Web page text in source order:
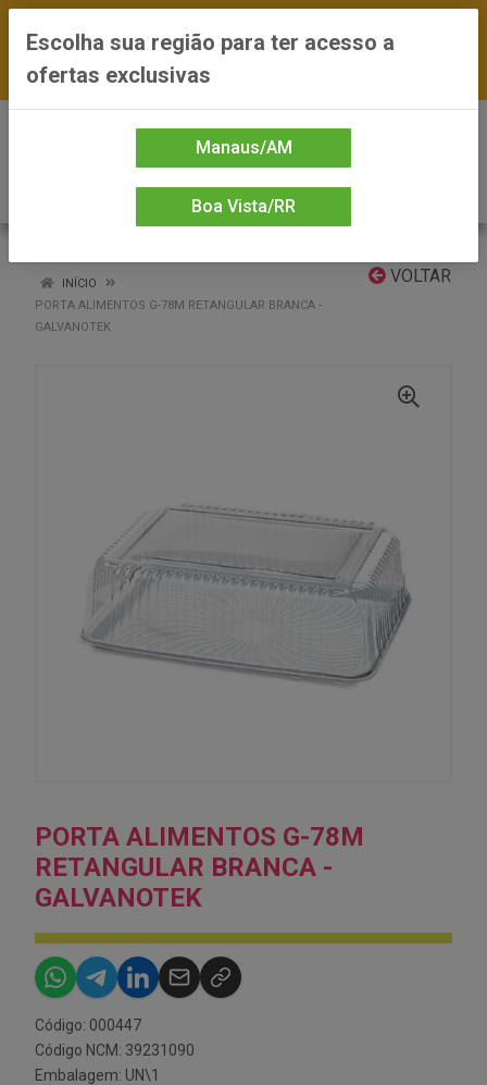
— *Preços exclusivos do site — Entrega em até
VOLTAR
INÍCIO
PORTA ALIMENTOS G-78M RETANGULAR BRANCA -
GALVANOTEK
PORTA ALIMENTOS G-78M
RETANGULAR BRANCA -
GALVANOTEK
Código: 000447
Código NCM: 39231090
Embalagem: UN\1
Escolha sua região para ter acesso a
ofertas exclusivas
Manaus/AM
Boa Vista/RR